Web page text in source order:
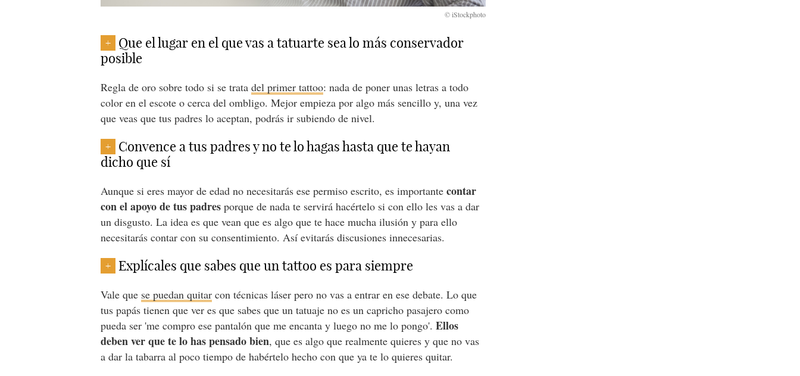
+
Que el lugar en el que vas a tatuarte sea lo más conservador
posible
Regla de oro sobre todo si se tratadel primer tattoo: nada de poner unas letras a todo
color en el escote o cerca del ombligo. Mejor empieza por algo más sencillo y, una vez
que veas que tus padres lo aceptan, podrás ir subiendo de nivel.
+
Convence a tus padres y no te lo hagas hasta que te hayan
dicho que sí
Aunque si eres mayor de edad no necesitarás ese permiso escrito, es importantecontar
con el apoyo de tus padres porque de nada te servirá hacértelo si con ello les vas a dar
un disgusto. La idea es que vean que es algo que te hace mucha ilusión y para ello
necesitarás contar con su consentimiento. Así evitarás discusiones innecesarias.
+ Explícales que sabes que un tattoo es para siempre
Vale que se puedan quitar con técnicas láser pero no vas a entrar en ese debate. Lo que
tus papás tienen que ver es que sabes que un tatuaje no es un capricho pasajero como
pueda ser 'me compro ese pantalón que me encanta y luego no me lo pongo'.Ellos
deben ver que te lo has pensado bien, que es algo que realmente quieres y que no vas
a dar la tabarra al poco tiempo de habértelo hecho con que ya te lo quieres quitar.